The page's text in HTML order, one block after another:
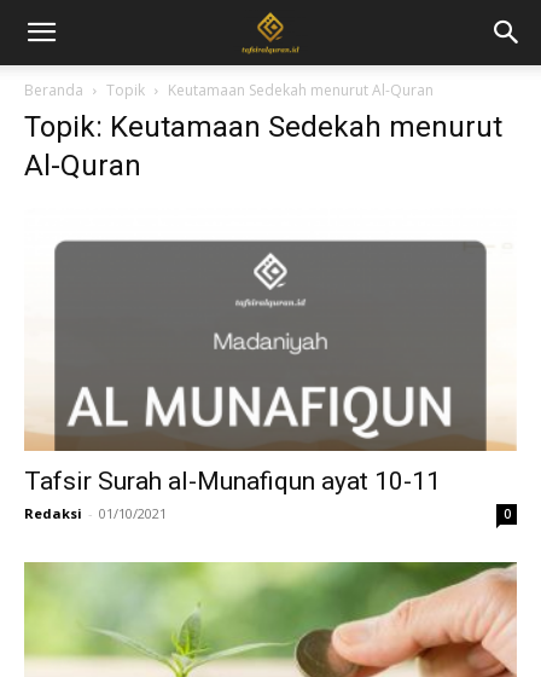
Beranda Topik Keutamaan Sedekah menurut Al-Quran
Topik: Keutamaan Sedekah menurut
Al-Quran
Tafsir Surah al-Munafiqun ayat 10-11
Redaksi - 01/10/2021 0